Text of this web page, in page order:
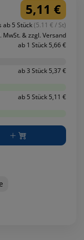
5,11 €
ab 5 Stück(5.11 € / St)
MwSt. & zzgl. Versand
ab 1 Stück 5,66 €
ab 3 Stück 5,37 €
ab 5 Stück 5,11 €